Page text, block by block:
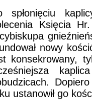
spłonięciu
Księcia
nowy
konsekrowany,
ustanowił go